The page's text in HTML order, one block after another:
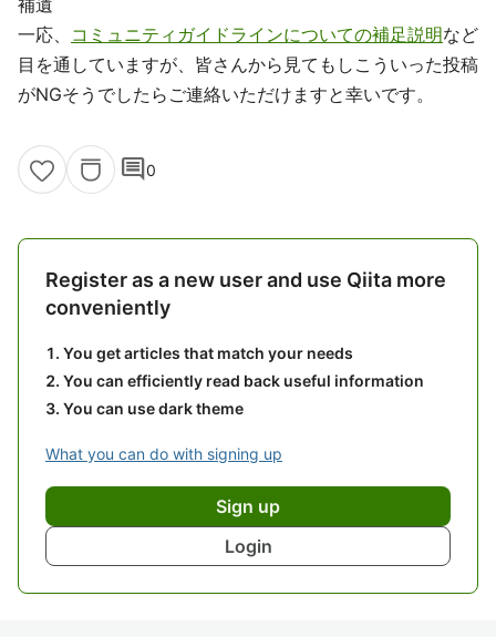
補遺
一応、 コミュニティガイドラインについての補足説明など
目を通していますが、皆さんから見てもしこういった投稿
がNGそうでしたらご連絡いただけますと幸いです。
comment0
Register as a new user and use Qiita more
conveniently
You get articles that match your needs
You can efficiently read back useful information
You can use dark theme
What you can do with signing up
Sign up
Login